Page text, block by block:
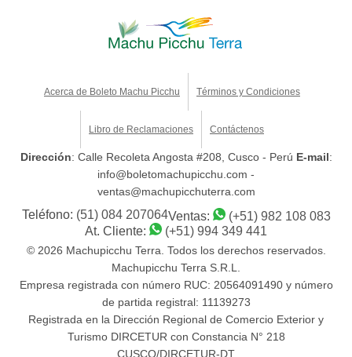
Acerca de Boleto Machu Picchu Términos y Condiciones
Libro de Reclamaciones Contáctenos
Dirección: Calle Recoleta Angosta #208, Cusco - Perú E-mail:
info@boletomachupicchu.com -
ventas@machupicchuterra.com
Teléfono: (51) 084 207064Ventas:
(+51) 982 108 083
At. Cliente:
(+51) 994 349 441
© 2026 Machupicchu Terra. Todos los derechos reservados.
Machupicchu Terra S.R.L.
Empresa registrada con número RUC: 20564091490 y número
de partida registral: 11139273
Registrada en la Dirección Regional de Comercio Exterior y
Turismo DIRCETUR con Constancia N° 218
CUSCO/DIRCETUR-DT